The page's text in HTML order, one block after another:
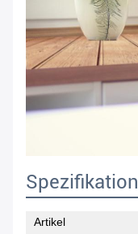
Spezifikation
Artikel